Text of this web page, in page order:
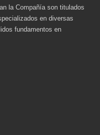
la Compañía son titulados
en diversas
fundamentos en